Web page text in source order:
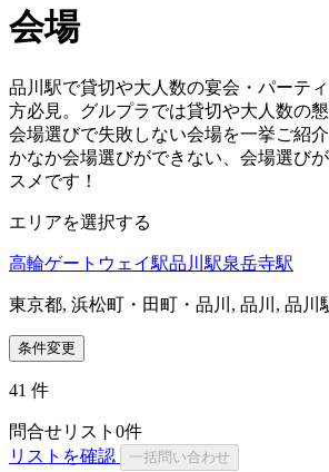
会場
品川駅で貸切や大人数の宴会・パーテ
方必見。グルプラでは貸切や大人数の
会場選びで失敗しない会場を一挙ご紹
かなか会場選びができない、会場選び
スメです！
エリアを選択する
高輪ゲートウェイ駅品川駅泉岳寺駅
東京都, 浜松町・田町・品川, 品川, 品川
条件変更
41 件
問合せリスト 0件
リストを確認
一括問い合わせ